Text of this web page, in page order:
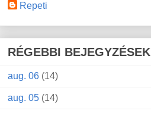
Repeti
RÉGEBBI BEJEGYZÉSEK
aug. 06 (14)
aug. 05 (14)